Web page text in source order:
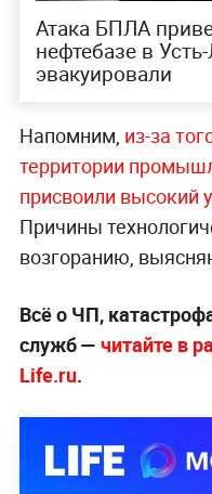
Атака БПЛА
нефтебазе в
эвакуировали
Напомним, из-за
территории
присвоили высокий
Причины
возгоранию,
Всё о ЧП,
служб — читайте в
Life.ru.